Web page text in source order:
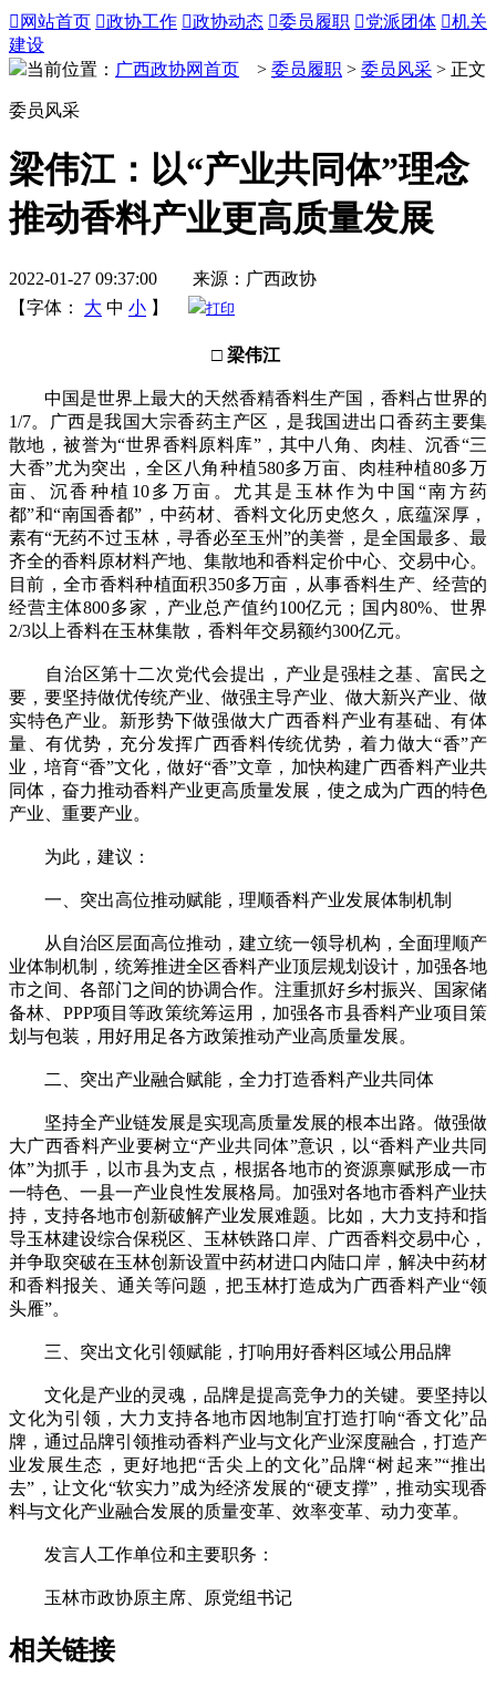
 网站首页 政协工作 政协动态 委员履职 党派团体 机关
建设
当前位置： 广西政协网首页 > 委员履职 > 委员风采 > 正文
委员风采
梁伟江：以“产业共同体”理念
推动香料产业更高质量发展
2022-01-27 09:37:00 来源：广西政协
【字体：
大 中 小 】 打印
□ 梁伟江
中国是世界上最大的天然香精香料生产国，香料占世界的
1/7。广西是我国大宗香药主产区，是我国进出口香药主要集
散地，被誉为“世界香料原料库”，其中八角、肉桂、沉香“三
大香”尤为突出，全区八角种植580多万亩、肉桂种植80多万
亩、沉香种植10多万亩。尤其是玉林作为中国“南方药
都”和“南国香都”，中药材、香料文化历史悠久，底蕴深厚，
素有“无药不过玉林，寻香必至玉州”的美誉，是全国最多、最
齐全的香料原材料产地、集散地和香料定价中心、交易中心。
目前，全市香料种植面积350多万亩，从事香料生产、经营的
经营主体800多家，产业总产值约100亿元；国内80%、世界
2/3以上香料在玉林集散，香料年交易额约300亿元。
自治区第十二次党代会提出，产业是强桂之基、富民之
要，要坚持做优传统产业、做强主导产业、做大新兴产业、做
实特色产业。新形势下做强做大广西香料产业有基础、有体
量、有优势，充分发挥广西香料传统优势，着力做大“香”产
业，培育“香”文化，做好“香”文章，加快构建广西香料产业共
同体，奋力推动香料产业更高质量发展，使之成为广西的特色
产业、重要产业。
为此，建议：
一、突出高位推动赋能，理顺香料产业发展体制机制
从自治区层面高位推动，建立统一领导机构，全面理顺产
业体制机制，统筹推进全区香料产业顶层规划设计，加强各地
市之间、各部门之间的协调合作。注重抓好乡村振兴、国家储
备林、PPP项目等政策统筹运用，加强各市县香料产业项目策
划与包装，用好用足各方政策推动产业高质量发展。
二、突出产业融合赋能，全力打造香料产业共同体
坚持全产业链发展是实现高质量发展的根本出路。做强做
大广西香料产业要树立“产业共同体”意识，以“香料产业共同
体”为抓手，以市县为支点，根据各地市的资源禀赋形成一市
一特色、一县一产业良性发展格局。加强对各地市香料产业扶
持，支持各地市创新破解产业发展难题。比如，大力支持和指
导玉林建设综合保税区、玉林铁路口岸、广西香料交易中心，
并争取突破在玉林创新设置中药材进口内陆口岸，解决中药材
和香料报关、通关等问题，把玉林打造成为广西香料产业“领
头雁”。
三、突出文化引领赋能，打响用好香料区域公用品牌
文化是产业的灵魂，品牌是提高竞争力的关键。要坚持以
文化为引领，大力支持各地市因地制宜打造打响“香文化”品
牌，通过品牌引领推动香料产业与文化产业深度融合，打造产
业发展生态，更好地把“舌尖上的文化”品牌“树起来”“推出
去”，让文化“软实力”成为经济发展的“硬支撑”，推动实现香
料与文化产业融合发展的质量变革、效率变革、动力变革。
发言人工作单位和主要职务：
玉林市政协原主席、原党组书记
相关链接